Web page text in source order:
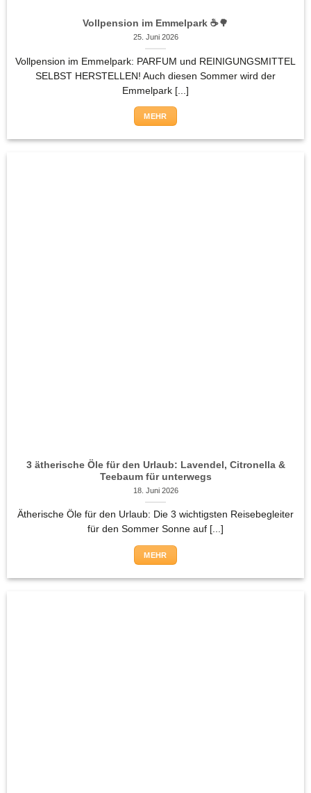
Vollpension im Emmelpark ☕🌳
25. Juni 2026
Vollpension im Emmelpark: PARFUM und REINIGUNGSMITTEL
SELBST HERSTELLEN! Auch diesen Sommer wird der
Emmelpark [...]
MEHR
3 ätherische Öle für den Urlaub: Lavendel, Citronella &
Teebaum für unterwegs
18. Juni 2026
Ätherische Öle für den Urlaub: Die 3 wichtigsten Reisebegleiter
für den Sommer Sonne auf [...]
MEHR